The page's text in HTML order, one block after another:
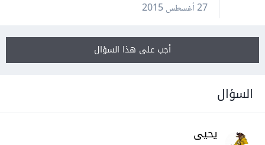
27 أغسطس 2015
أجب على هذا السؤال
السؤال
يحيى